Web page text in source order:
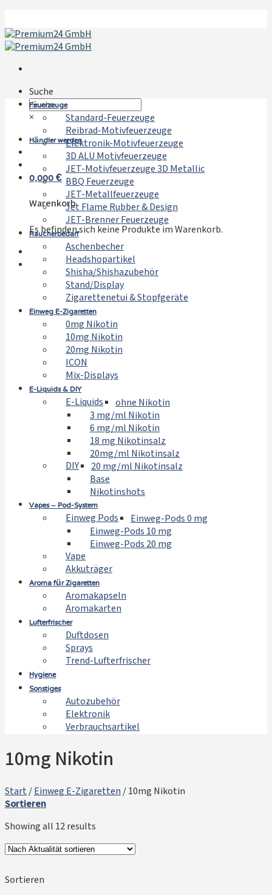
Inhalt
springen
Suche
×
Händler werden
0,000€
Warenkorb
Es befinden sich keine Produkte im Warenkorb.
Feuerzeuge
Standard-Feuerzeuge
Reibrad-Motivfeuerzeuge
Elektronik-Motivfeuerzeuge
3D ALU Motivfeuerzeuge
JET-Motivfeuerzeuge 3D Metallic
BBQ Feuerzeuge
JET-Metallfeuerzeuge
Jet Flame Rubber & Design
JET-Brenner Feuerzeuge
Raucherbedarf
Aschenbecher
Headshopartikel
Shisha/Shishazubehör
Stand/Display
Zigarettenetui & Stopfgeräte
Einweg E-Zigaretten
0mg Nikotin
10mg Nikotin
20mg Nikotin
ICON
Mix-Displays
E-Liquids & DIY
E-Liquids
ohne Nikotin
3 mg/ml Nikotin
6 mg/ml Nikotin
18 mg Nikotinsalz
20mg/ml Nikotinsalz
DIY
20 mg/ml Nikotinsalz
Base
Nikotinshots
Vapes – Pod-System
Einweg Pods
Einweg-Pods 0 mg
Einweg-Pods 10 mg
Einweg-Pods 20 mg
Vape
Akkuträger
Aroma für Zigaretten
Aromakapseln
Aromakarten
Lufterfrischer
Duftdosen
Sprays
Trend-Lufterfrischer
Hygiene
Sonstiges
Autozubehör
Elektronik
Verbrauchsartikel
10mg Nikotin
Start/Einweg E-Zigaretten /10mg Nikotin
Sortieren
Showing all 12 results
Sortieren